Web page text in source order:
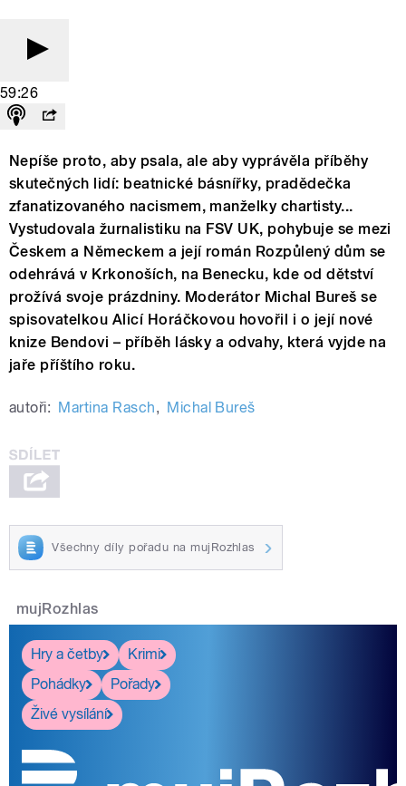
59:26
Nepíše proto, aby psala, ale aby vyprávěla příběhy
skutečných lidí: beatnické básnířky, pradědečka
zfanatizovaného nacismem, manželky chartisty...
Vystudovala žurnalistiku na FSV UK, pohybuje se mezi
Českem a Německem a její román Rozpůlený dům se
odehrává v Krkonoších, na Benecku, kde od dětství
prožívá svoje prázdniny. Moderátor Michal Bureš se
spisovatelkou Alicí Horáčkovou hovořil i o její nové
knize Bendovi – příběh lásky a odvahy, která vyjde na
jaře příštího roku.
autoři: Martina Rasch, Michal Bureš
Všechny díly pořadu na mujRozhlas
mujRozhlas
Hry a četby
Krimi
Pohádky
Pořady
Živé vysílání